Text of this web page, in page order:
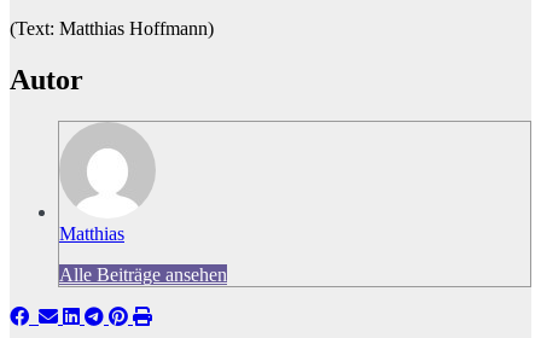
(Text: Matthias Hoffmann)
Autor
Matthias
Alle Beiträge ansehen